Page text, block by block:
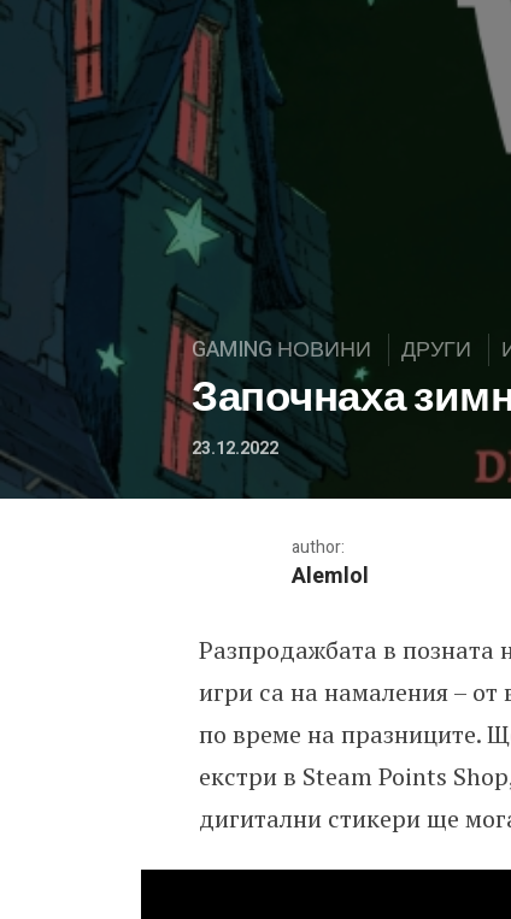
GAMING НОВИНИ ДРУГИ
Започнаха
23.12.2022
author:
Alemlol
Започнаха зимните
Разпродажбата в позната
игри са на намаления –
по време на празниците.
екстри в Steam Points
дигитални стикери ще